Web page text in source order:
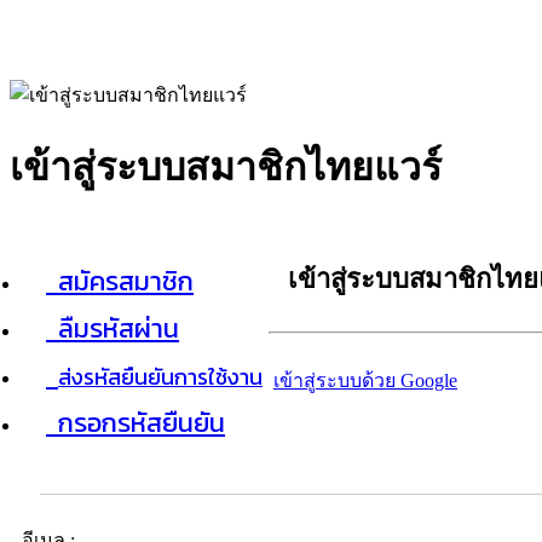
เข้าสู่ระบบสมาชิกไทยแวร์
สมัครสมาชิก
ลืมรหัสผ่าน
ส่งรหัสยืนยันการใช้งาน
กรอกรหัสยืนยัน
เข้าสู่ระบบสมาชิกไท
เข้าสู่ระบบด้วย Google